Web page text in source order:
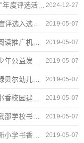
2024-12-27
2019-05-07
2019-05-07
2019-05-07
2019-05-07
2019-05-07
2019-05-07
2019-05-07